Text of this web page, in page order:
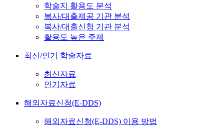
학술지 활용도 분석
복사/대출제공 기관 분석
복사/대출신청 기관 분석
활용도 높은 주제
최신/인기 학술자료
최신자료
인기자료
해외자료신청(E-DDS)
해외자료신청(E-DDS) 이용 방법